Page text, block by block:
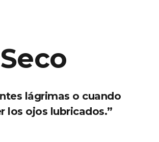
lágrimas o cuando
los ojos lubricados.”